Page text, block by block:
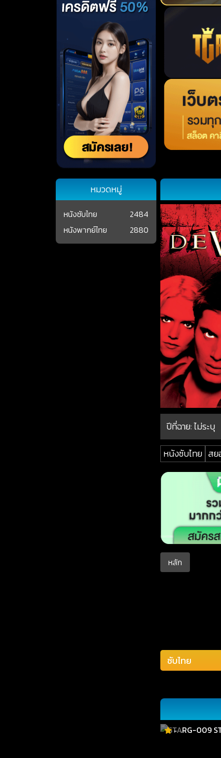
ปีที่ฉาย:ไม่ระบุ
หนังซับไทย ส
หลัก
หมวดหมู่
หนังซับไทย
2484
หนังพากย์ไทย
2880
-